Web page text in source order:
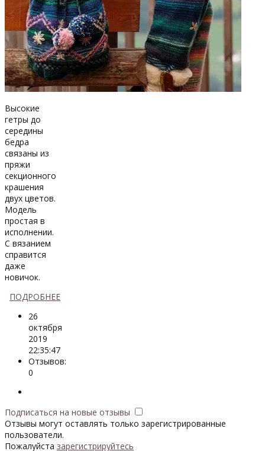
Высокие
гетры до
середины
бедра
связаны из
пряжи
секционного
крашения
двух цветов.
Модель
простая в
исполнении.
С вязанием
справится
даже
новичок.
ПОДРОБНЕЕ
26
октября
2019
22:35:47
Отзывов:
0
Подписаться на новые отзывы
Отзывы могут оставлять только зарегистрированные
пользователи.
Пожалуйста зарегистрируйтесь